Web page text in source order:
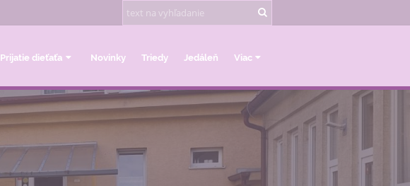
Prijatie dieťaťa Novinky Triedy Jedáleň Viac